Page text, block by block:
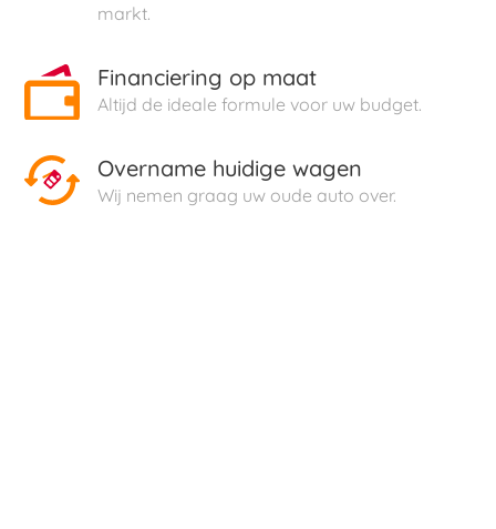
markt.
Financiering op maat
Altijd de ideale formule voor uw budget.
Overname huidige wagen
Wij nemen graag uw oude auto over.